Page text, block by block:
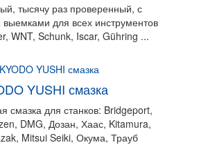
тысячу раз проверенный, с
для всех инструментов
WNT, Schunk, Iscar, Gühring ...
YUSHI смазка
смазка для станков: Bridgeport,
DMG, Дозан, Хаас, Kitamura,
Mitsui Seiki, Окума, Трауб